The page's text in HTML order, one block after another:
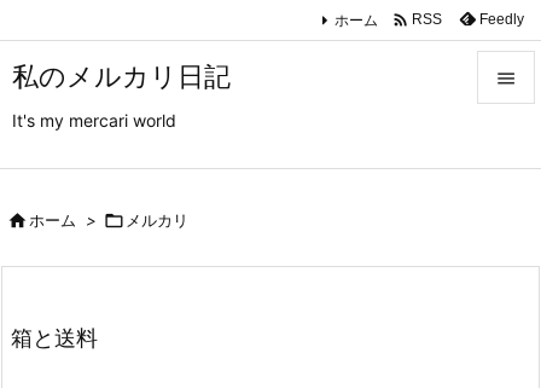
私のメルカリ日記
It's my mercari world

ホーム  RSS Feedly
ホーム >  メルカリ
箱と送料